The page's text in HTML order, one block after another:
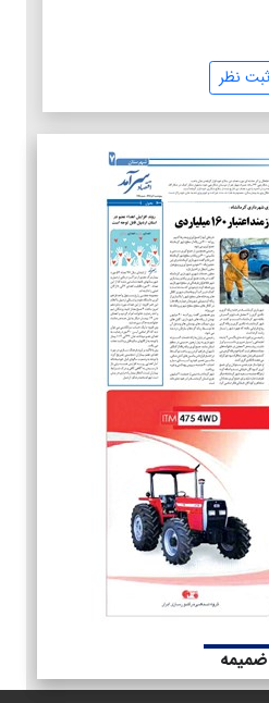
ثبت نظر
ضمیمه